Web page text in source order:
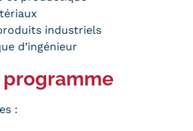
Cnam
salons, forums,
industriels
d’ingénieur
programme
: